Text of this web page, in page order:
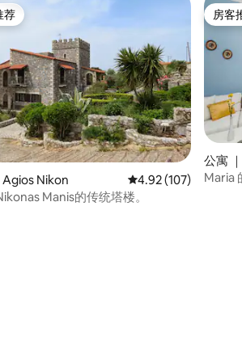
5 分），共 100 条评价
荐
荐
Agios Nikon 平均评分 4.92 分（满
4.92 (107)
Manis的传统塔楼。
房客
房客
公寓
Maria